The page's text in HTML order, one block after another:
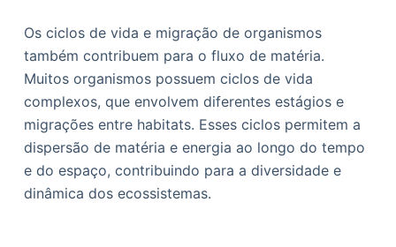
Os ciclos de vida e migração de organismos
também contribuem para o fluxo de matéria.
Muitos organismos possuem ciclos de vida
complexos, que envolvem diferentes estágios e
migrações entre habitats. Esses ciclos permitem a
dispersão de matéria e energia ao longo do tempo
e do espaço, contribuindo para a diversidade e
dinâmica dos ecossistemas.